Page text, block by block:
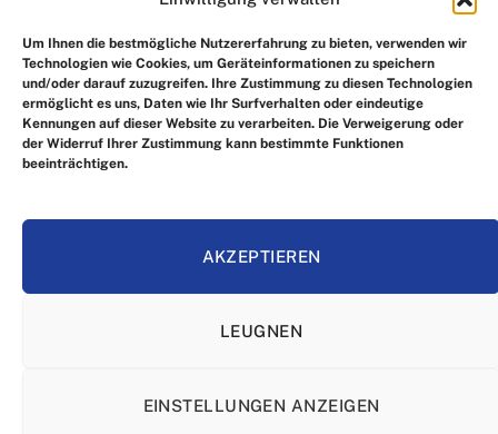
Um Ihnen die bestmögliche Nutzererfahrung zu bieten, verwenden wir
Technologien wie Cookies, um Geräteinformationen zu speichern
und/oder darauf zuzugreifen. Ihre Zustimmung zu diesen Technologien
ermöglicht es uns, Daten wie Ihr Surfverhalten oder eindeutige
Kennungen auf dieser Website zu verarbeiten. Die Verweigerung oder
der Widerruf Ihrer Zustimmung kann bestimmte Funktionen
beeinträchtigen.
AKZEPTIEREN
LEUGNEN
EINSTELLUNGEN ANZEIGEN
ALLGEMEINE GESCHÄFTSBEDINGUNGEN